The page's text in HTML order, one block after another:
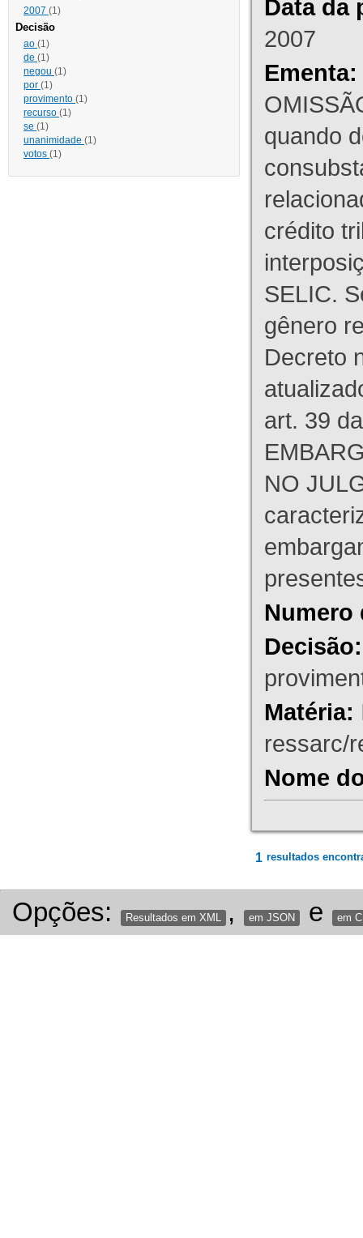
2007 (1)
Decisão
ao (1)
de (1)
negou (1)
por (1)
provimento (1)
recurso (1)
se (1)
unanimidade (1)
votos (1)
Data da
2007
Ementa:
quando
crédito
SELIC.
gênero
Decreto
art. 39
NO
Numero
Decisão:
Matéria:
ressarc/
Nome
1 resultados
Opções: Resultados em XML , em JSON e em